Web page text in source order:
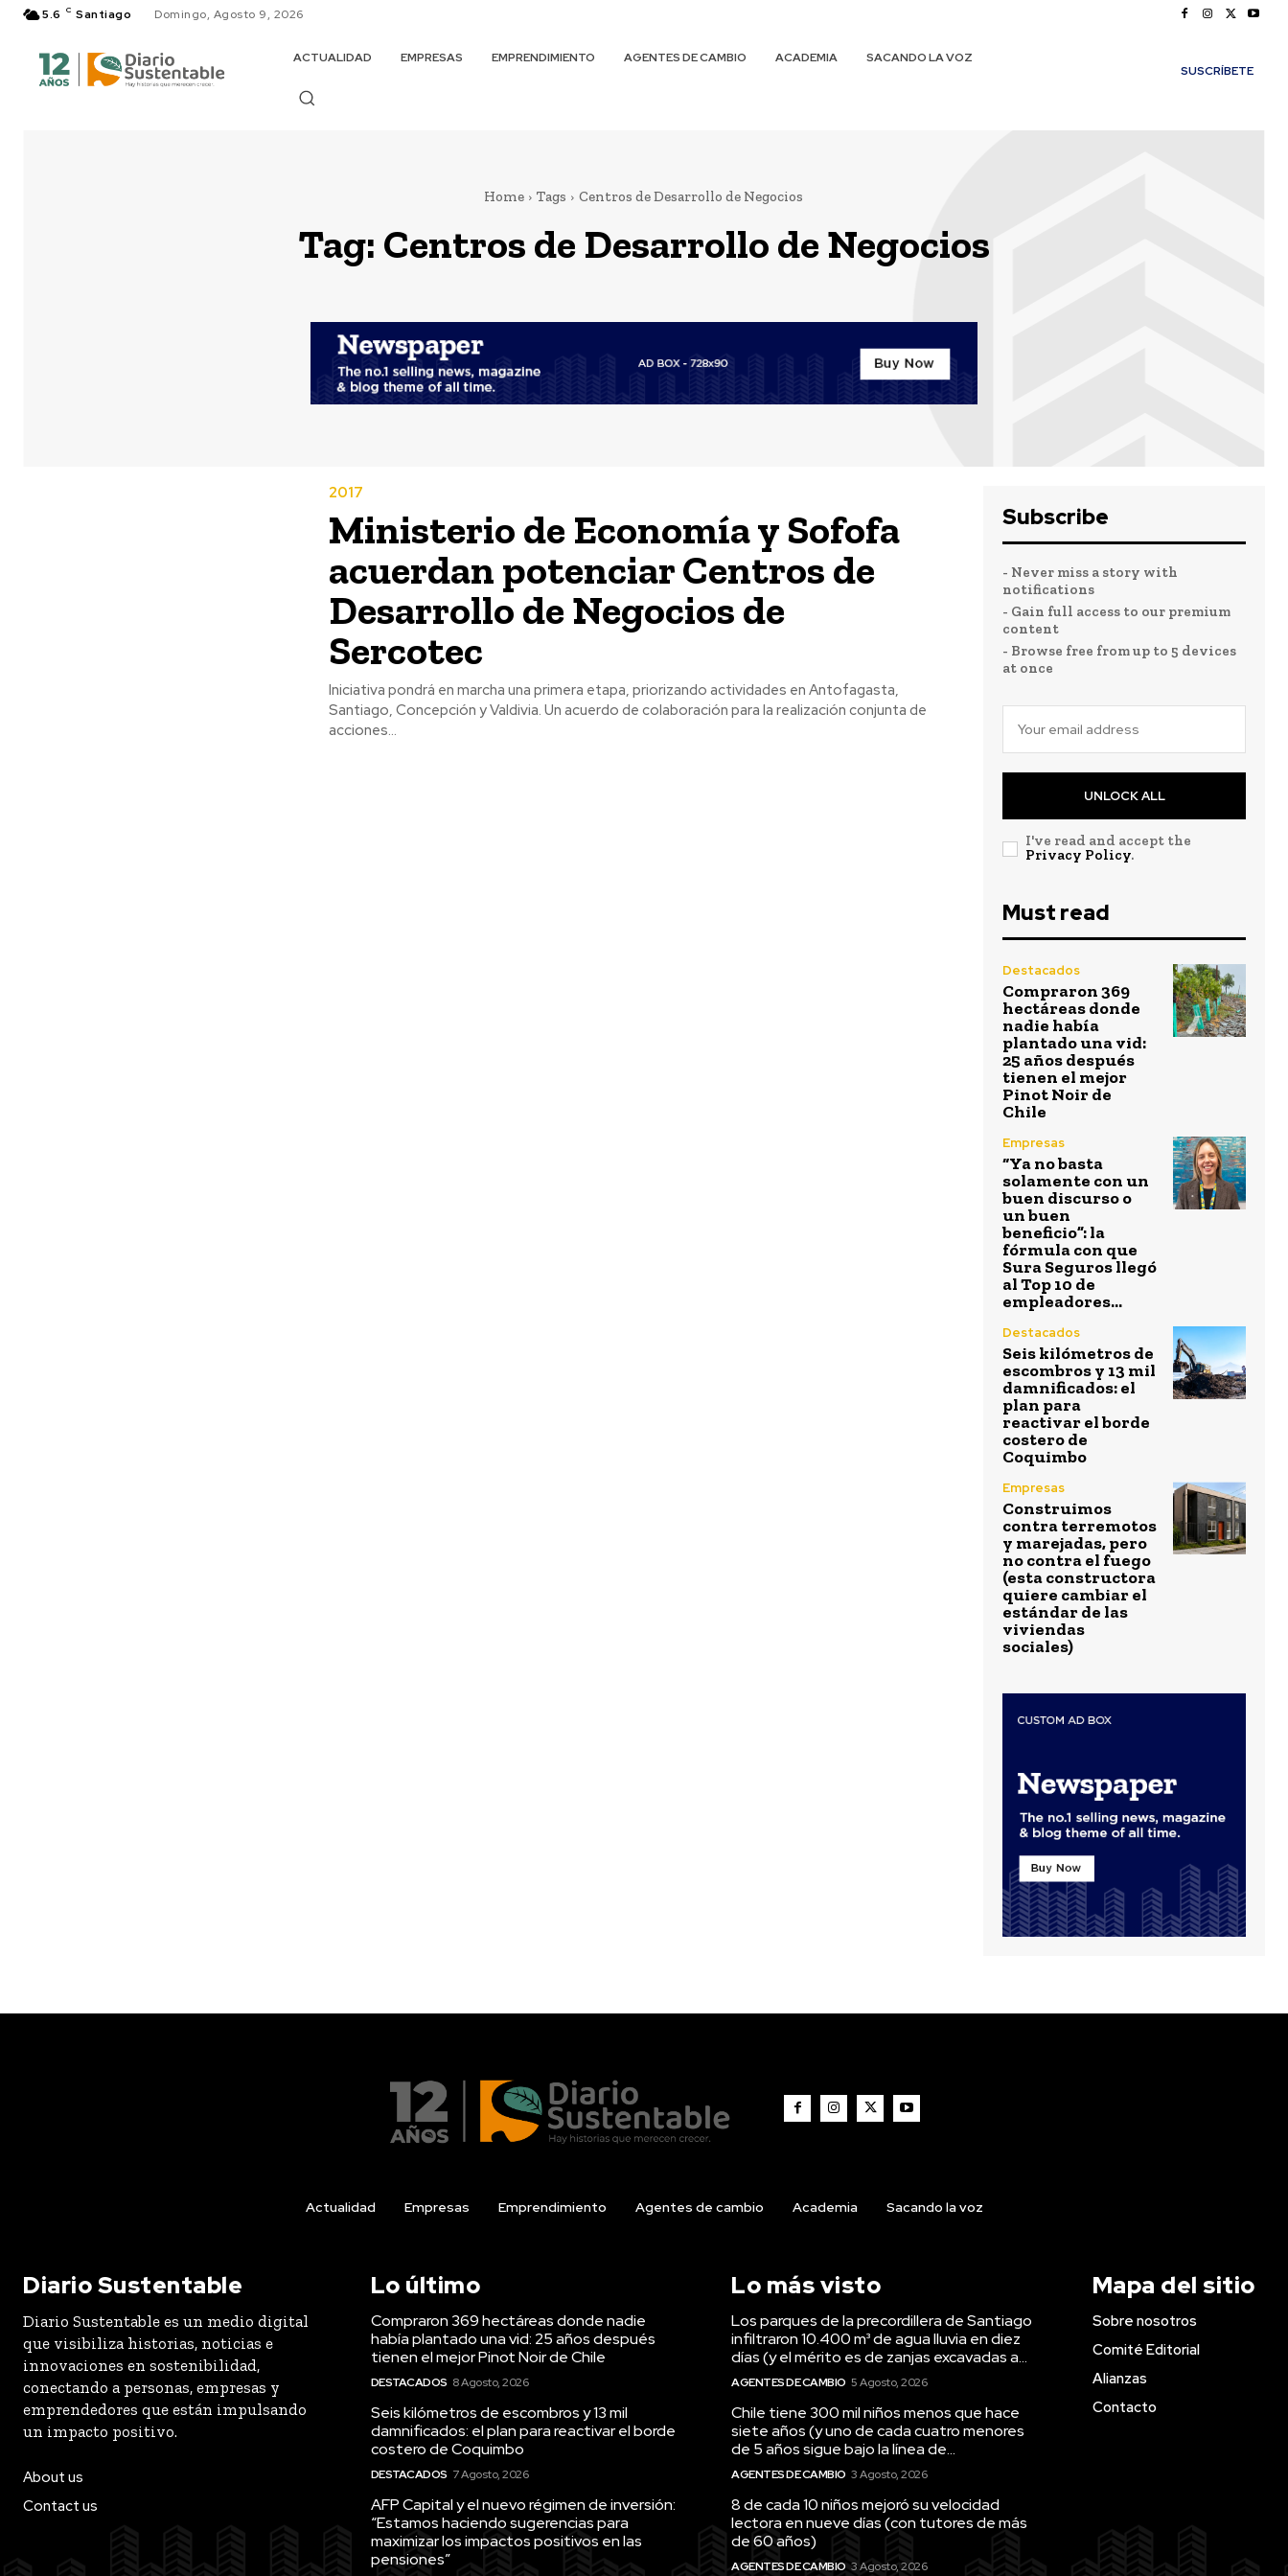
5.6 C Santiago Domingo, Agosto 9, 2026
ACTUALIDAD EMPRESAS EMPRENDIMIENTO AGENTES DE CAMBIO ACADEMIA
SACANDO LA VOZ
SUSCRÍBETE
Home Tags Centros de Desarrollo de Negocios
Tag: Centros de Desarrollo de Negocios
2017
Ministerio de Economía y Sofofa
acuerdan potenciar Centros de
Desarrollo de Negocios de
Sercotec
Iniciativa pondrá en marcha una primera etapa, priorizando actividades en Antofagasta,
Santiago, Concepción y Valdivia. Un acuerdo de colaboración para la realización conjunta de
acciones...
Subscribe
- Never miss a story with
notifications
- Gain full access to our premium
content
- Browse free from up to 5 devices
at once
UNLOCK ALL
I've read and accept the
Privacy Policy.
Must read
Destacados
Compraron 369
hectáreas donde
nadie había
plantado una vid:
25 años después
tienen el mejor
Pinot Noir de
Chile
Empresas
“Ya no basta
solamente con un
buen discurso o
un buen
beneficio”: la
fórmula con que
Sura Seguros llegó
al Top 10 de
empleadores...
Destacados
Seis kilómetros de
escombros y 13 mil
damnificados: el
plan para
reactivar el borde
costero de
Coquimbo
Empresas
Construimos
contra terremotos
y marejadas, pero
no contra el fuego
(esta constructora
quiere cambiar el
estándar de las
viviendas
sociales)
Actualidad Empresas Emprendimiento Agentes de cambio Academia Sacando la voz
Diario Sustentable
Diario Sustentable es un medio digital
que visibiliza historias, noticias e
innovaciones en sostenibilidad,
conectando a personas, empresas y
emprendedores que están impulsando
un impacto positivo.
About us
Contact us
Lo último
Compraron 369 hectáreas donde nadie
había plantado una vid: 25 años después
tienen el mejor Pinot Noir de Chile
DESTACADOS 8 Agosto, 2026
Seis kilómetros de escombros y 13 mil
damnificados: el plan para reactivar el borde
costero de Coquimbo
DESTACADOS 7 Agosto, 2026
AFP Capital y el nuevo régimen de inversión:
“Estamos haciendo sugerencias para
maximizar los impactos positivos en las
pensiones”
Lo más visto
Los parques de la precordillera de Santiago
infiltraron 10.400 m³ de agua lluvia en diez
días (y el mérito es de zanjas excavadas a...
AGENTES DE CAMBIO 5 Agosto, 2026
Chile tiene 300 mil niños menos que hace
siete años (y uno de cada cuatro menores
de 5 años sigue bajo la línea de...
AGENTES DE CAMBIO 3 Agosto, 2026
8 de cada 10 niños mejoró su velocidad
lectora en nueve días (con tutores de más
de 60 años)
AGENTES DE CAMBIO 3 Agosto, 2026
Mapa del sitio
Sobre nosotros
Comité Editorial
Alianzas
Contacto